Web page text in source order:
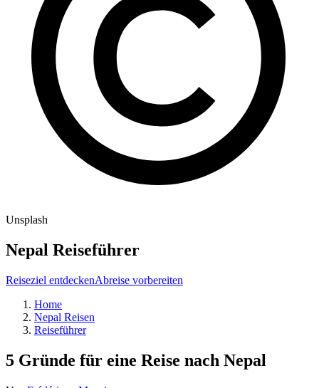
Unsplash
Nepal Reiseführer
Reiseziel entdeckenAbreise vorbereiten
Home
Nepal Reisen
Reiseführer
5 Gründe für eine Reise nach Nepal